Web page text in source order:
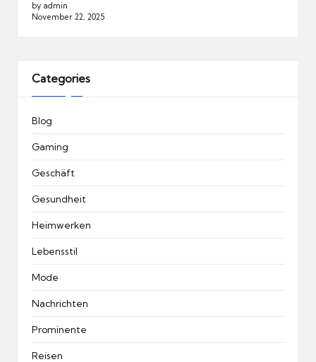
by admin
November 22, 2025
Categories
Blog
Gaming
Geschäft
Gesundheit
Heimwerken
Lebensstil
Mode
Nachrichten
Prominente
Reisen